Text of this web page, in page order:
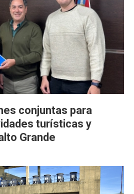
conjuntas para
turísticas y
Grande